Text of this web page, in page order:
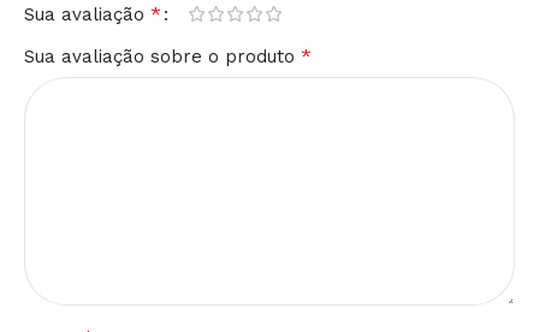
Sua avaliação *
Sua avaliação sobre o produto *